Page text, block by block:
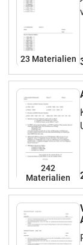
23 Materialien
242
Materialien